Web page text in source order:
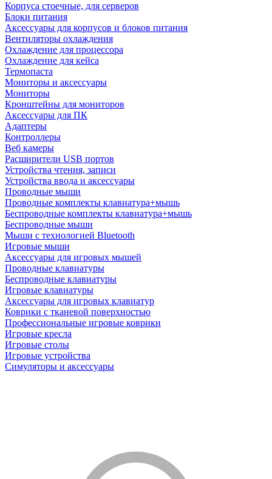
Корпуса стоечные, для серверов
Блоки питания
Аксессуары для корпусов и блоков питания
Вентиляторы охлаждения
Охлаждение для процессора
Охлаждение для кейса
Термопаста
Мониторы и аксессуары
Мониторы
Кронштейны для мониторов
Аксессуары для ПК
Адаптеры
Контроллеры
Веб камеры
Расширители USB портов
Устройства чтения, записи
Устройства ввода и аксессуары
Проводные мыши
Проводные комплекты клавиатура+мышь
Беспроводные комплекты клавиатура+мышь
Беспроводные мыши
Мыши с технологией Bluetooth
Игровые мыши
Аксессуары для игровых мышей
Проводные клавиатуры
Беспроводные клавиатуры
Игровые клавиатуры
Аксессуары для игровых клавиатур
Коврики с тканевой поверхностью
Профессиональные игровые коврики
Игровые кресла
Игровые столы
Игровые устройства
Симуляторы и аксессуары